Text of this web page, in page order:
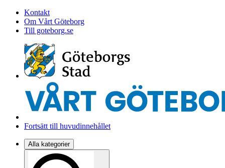
Kontakt
Om Vårt Göteborg
Till goteborg.se
Fortsätt till huvudinnehållet
Alla kategorier